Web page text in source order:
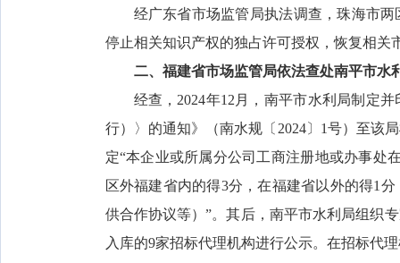
经广东省市场监管局执法调查，珠海市
停止相关知识产权的独占许可授权，恢复相关
二、福建省市场监管局依法查处南平市水
经查，2024年12月，南平市水利局制定
行）〉的通知》（南水规〔2024〕1号）至该
定“本企业或所属分公司工商注册地或办事处
区外福建省内的得3分，在福建省以外的得1
供合作协议等）”。其后，南平市水利局组织
入库的9家招标代理机构进行公示。在招标代